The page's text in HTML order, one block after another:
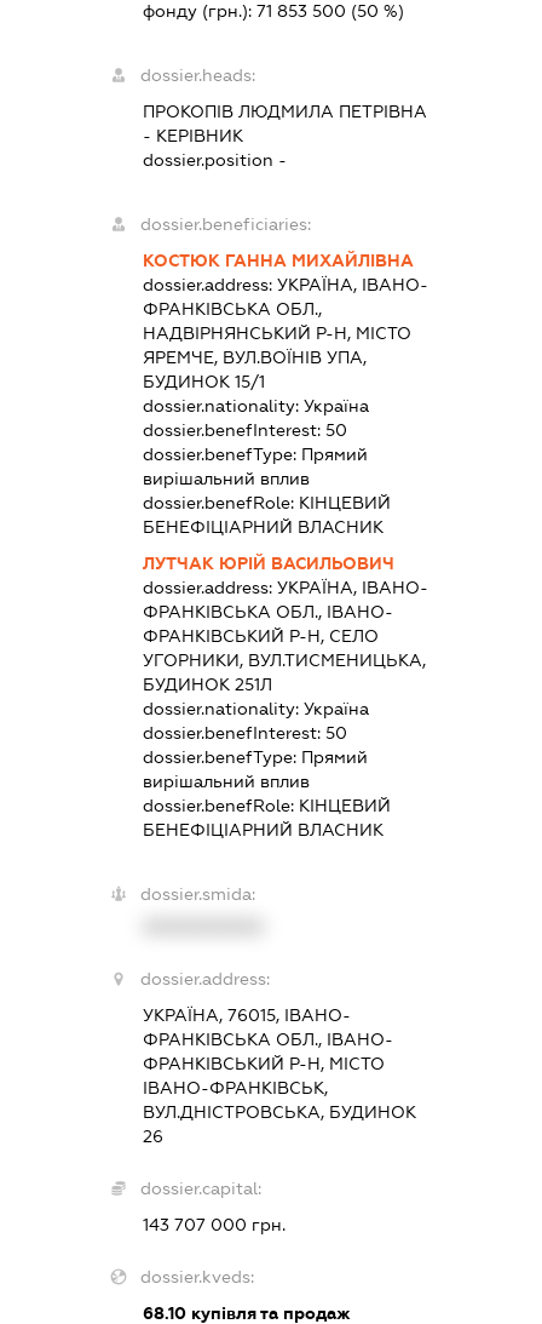
фонду (грн.):71 853 500 (50 %)
dossier.heads:
ПРОКОПІВ ЛЮДМИЛА ПЕТРІВНА
- КЕРІВНИК
dossier.position -
dossier.beneficiaries:
КОСТЮК ГАННА МИХАЙЛІВНА
dossier.address:УКРАЇНА, ІВАНО-
ФРАНКІВСЬКА ОБЛ.,
НАДВІРНЯНСЬКИЙ Р-Н, МІСТО
ЯРЕМЧЕ, ВУЛ.ВОЇНІВ УПА,
БУДИНОК 15/1
dossier.nationality:Україна
dossier.benefInterest:50
dossier.benefType: Прямий
вирішальний вплив
dossier.benefRole: КІНЦЕВИЙ
БЕНЕФІЦІАРНИЙ ВЛАСНИК
ЛУТЧАК ЮРІЙ ВАСИЛЬОВИЧ
dossier.address:УКРАЇНА, ІВАНО-
ФРАНКІВСЬКА ОБЛ., ІВАНО-
ФРАНКІВСЬКИЙ Р-Н, СЕЛО
УГОРНИКИ, ВУЛ.ТИСМЕНИЦЬКА,
БУДИНОК 251Л
dossier.nationality:Україна
dossier.benefInterest:50
dossier.benefType: Прямий
вирішальний вплив
dossier.benefRole: КІНЦЕВИЙ
БЕНЕФІЦІАРНИЙ ВЛАСНИК
dossier.smida:
dossier.address:
УКРАЇНА, 76015, ІВАНО-
ФРАНКІВСЬКА ОБЛ., ІВАНО-
ФРАНКІВСЬКИЙ Р-Н, МІСТО
ІВАНО-ФРАНКІВСЬК,
ВУЛ.ДНІСТРОВСЬКА, БУДИНОК
26
dossier.capital:
143 707 000 грн.
dossier.kveds:
68.10 купівля та продаж